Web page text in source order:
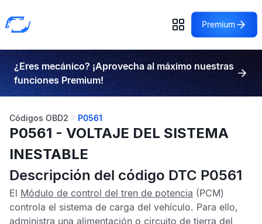
Premium
¿Eres mecánico? ¡Aprovecha al máximo nuestras
funciones Premium!
Códigos OBD2 P0561
P0561 - VOLTAJE DEL SISTEMA
INESTABLE
Descripción del código DTC P0561
El Módulo de control del tren de potencia (PCM)
controla el sistema de carga del vehículo. Para ello,
administra una alimentación o circuito de tierra del